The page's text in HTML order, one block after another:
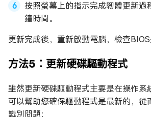
按照螢幕上的指示完成韌體更新過
鐘時間。
更新完成後，重新啟動電腦，檢查BIOS
方法5：更新硬碟驅動程式
雖然更新硬碟驅動程式主要是在操作系
可以幫助您確保驅動程式是最新的，從
識別問題：